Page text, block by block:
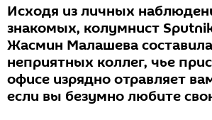
Исходя из личных
знакомых, колумнист
Жасмин Малашева
неприятных коллег, чье
офисе изрядно отравляет
если вы безумно любите